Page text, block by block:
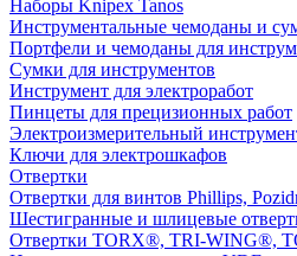
Наборы Knipex Tanos
Инструментальные чемоданы и
Портфели и чемоданы для
Сумки для инструментов
Инструмент для электроработ
Пинцеты для прецизионных работ
Электроизмерительный
Ключи для электрошкафов
Отвертки
Отвертки для винтов Phillips,
Шестигранные и шлицевые
Отвертки TORX®, TRI-WING®,